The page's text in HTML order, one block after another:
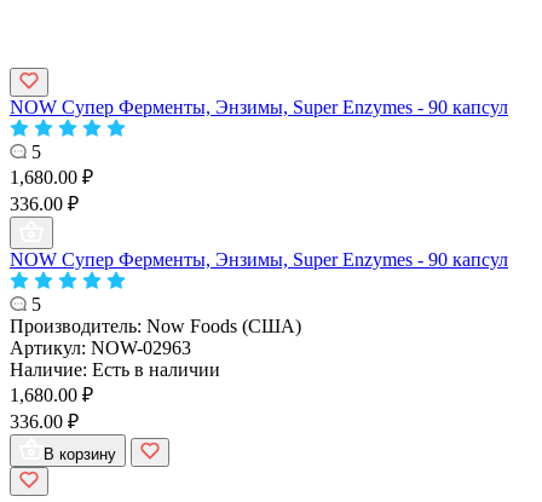
NOW Супер Ферменты, Энзимы, Super Enzymes - 90 капсул
5
1,680.00 ₽
336.00 ₽
NOW Супер Ферменты, Энзимы, Super Enzymes - 90 капсул
5
Производитель: Now Foods (США)
Артикул: NOW-02963
Наличие: Есть в наличии
1,680.00 ₽
336.00 ₽
В корзину